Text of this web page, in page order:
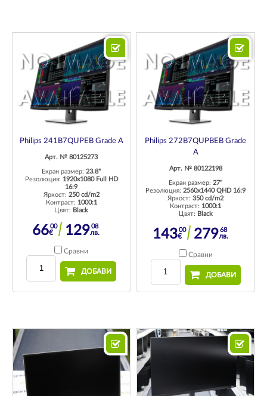
Philips 241B7QUPEB Grade A
Арт. № 80125273
Екран размер:23.8"
Резолюция: 1920x1080 Full HD
16:9
Яркост: 250 cd/m2
Контраст: 1000:1
Цвят: Black
6600
€ 12908
лв.
Сравни
ДОБАВИ
Philips 272B7QUPBEB Grade
A
Арт. № 80122198
Екран размер:27"
Резолюция:2560x1440 QHD 16:9
Яркост:350 cd/m2
Контраст: 1000:1
Цвят: Black
14300
€ 27968
лв.
Сравни
ДОБАВИ